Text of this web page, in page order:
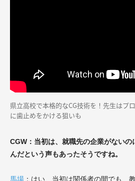
県立高校で本格的なCG技術を！先生は
に歯止めをかける狙いも
CGW：当初は、就職先の企業がないの
んだという声もあったそうですね。
馬場 ：はい、当初は関係者の間でも、